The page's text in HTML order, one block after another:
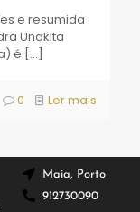
e resumida
Unakita
é […]
0 Ler mais
Maia, Porto
912730090